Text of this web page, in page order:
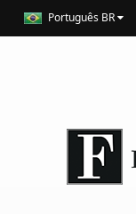
Português BR